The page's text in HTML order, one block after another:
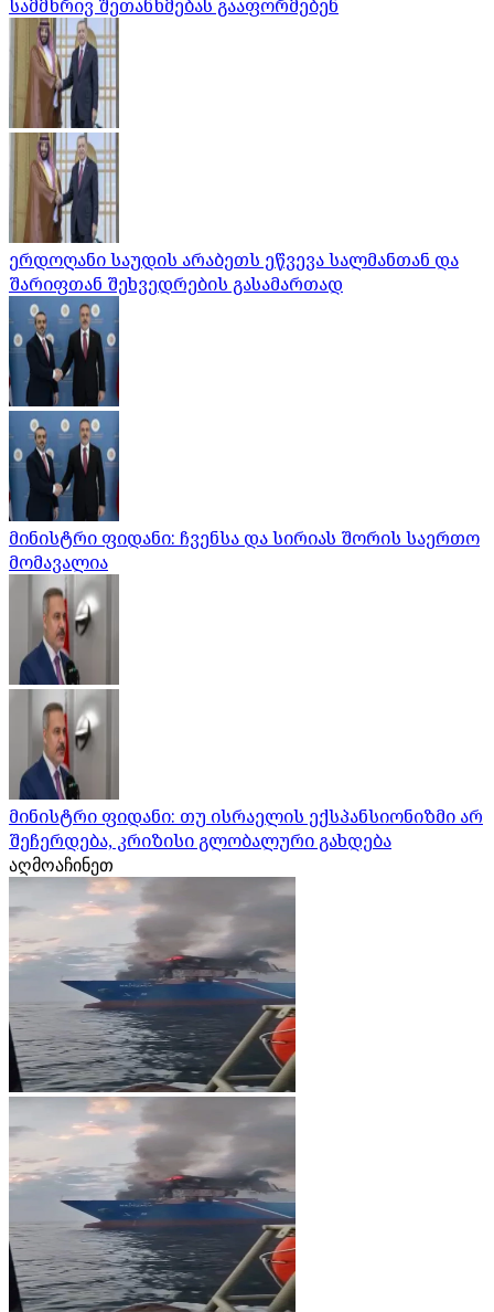
სამმხრივ შეთანხმებას გააფორმებენ
ერდოღანი საუდის არაბეთს ეწვევა სალმანთან და
შარიფთან შეხვედრების გასამართად
მინისტრი ფიდანი: ჩვენსა და სირიას შორის საერთო
მომავალია
მინისტრი ფიდანი: თუ ისრაელის ექსპანსიონიზმი არ
შეჩერდება, კრიზისი გლობალური გახდება
აღმოაჩინეთ